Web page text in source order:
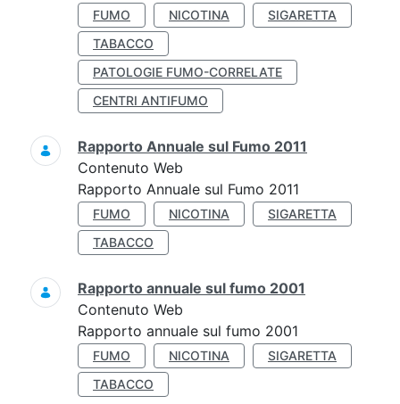
FUMO NICOTINA
SIGARETTA
TABACCO
PATOLOGIE FUMO-CORRELATE
CENTRI ANTIFUMO
Rapporto Annuale sul Fumo 2011
Contenuto Web
Rapporto Annuale sul Fumo 2011
FUMO NICOTINA
SIGARETTA
TABACCO
Rapporto annuale sul fumo 2001
Contenuto Web
Rapporto annuale sul fumo 2001
FUMO NICOTINA
SIGARETTA
TABACCO